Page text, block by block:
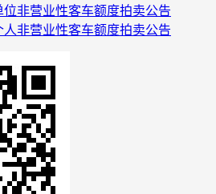
位非营业性客车额度拍卖公告
人非营业性客车额度拍卖公告